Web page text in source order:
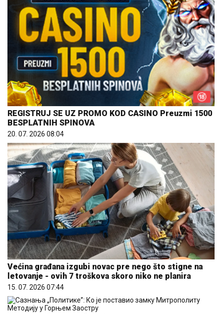
REGISTRUJ SE UZ PROMO KOD CASINO Preuzmi 1500
BESPLATNIH SPINOVA
20. 07. 2026 08:04
Većina građana izgubi novac pre nego što stigne na
letovanje - ovih 7 troškova skoro niko ne planira
15. 07. 2026 07:44